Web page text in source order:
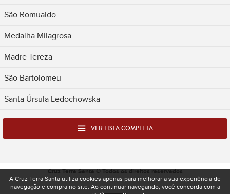
São Romualdo
Medalha Milagrosa
Madre Tereza
São Bartolomeu
Santa Úrsula Ledochowska
VER LISTA COMPLETA
Cruz Terra Santa © Todos os direitos reservados
A Cruz Terra Santa utiliza cookies apenas para melhorar a sua experiência de
navegação e compra no site. Ao continuar navegando, você concorda com a